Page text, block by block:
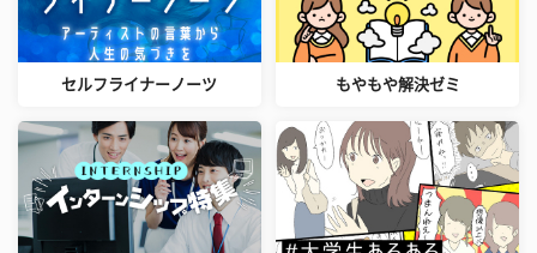
セルフライナーノーツ もやもや解決ゼミ